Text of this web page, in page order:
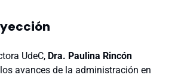
UdeC, Dra. Paulina Rincón
avances de la administración en